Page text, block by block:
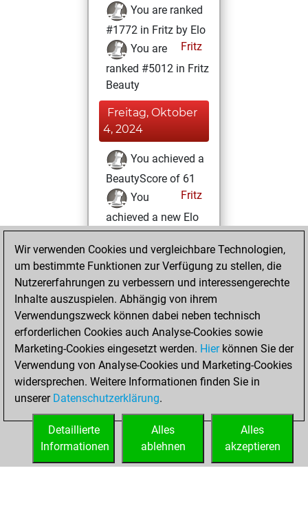
You are ranked
#1772 in Fritz by Elo
Fritz
You are
ranked #5012 in Fritz
Beauty
Freitag, Oktober
4, 2024
You achieved a
BeautyScore of 61
Fritz
You
achieved a new Elo
of 1670
Freitag, August
26, 2022
You won
against Fritz
Fritz
Donnerstag,
August 25, 2022
You created
your Fritz account
Wir verwenden Cookies und vergleichbare Technologien,
um bestimmte Funktionen zur Verfügung zu stellen, die
Nutzererfahrungen zu verbessern und interessengerechte
Inhalte auszuspielen. Abhängig von ihrem
Verwendungszweck können dabei neben technisch
erforderlichen Cookies auch Analyse-Cookies sowie
Marketing-Cookies eingesetzt werden. Hierkönnen Sie der
Verwendung von Analyse-Cookies und Marketing-Cookies
widersprechen. Weitere Informationen finden Sie in
unserer Datenschutzerklärung.
Alles
akzeptieren
Alles
ablehnen
Detaillierte
Informationen